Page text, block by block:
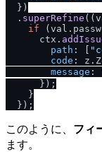
  })
  .
superRefine ( (
if (val.
      ctx.
path : [
code : z.
message :
      });
    }
このように、 フィ
ます。